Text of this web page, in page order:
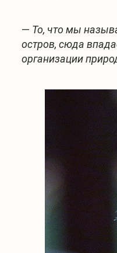
— То, что мы
остров, сюда
организации